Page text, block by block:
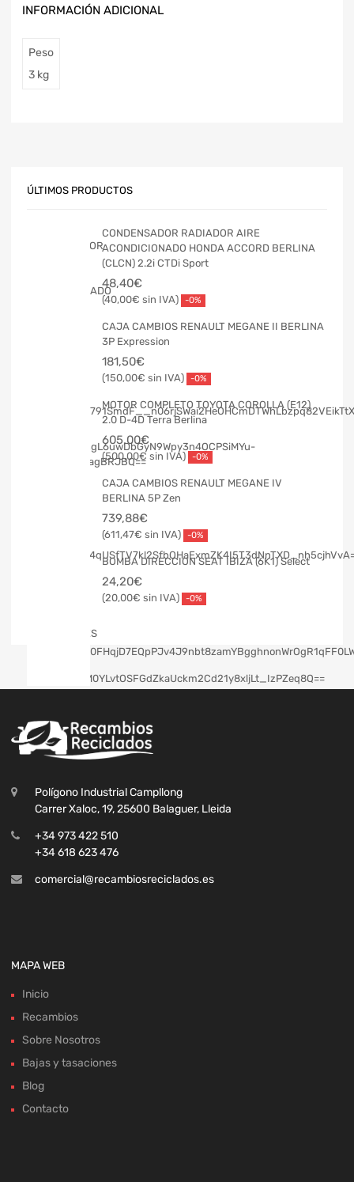
INFORMACIÓN ADICIONAL
Peso
3 kg
ÚLTIMOS PRODUCTOS
CONDENSADOR RADIADOR AIRE
ACONDICIONADO HONDA ACCORD BERLINA
(CLCN) 2.2i CTDi Sport
48,40€
40,00€ -0%
CAJA CAMBIOS RENAULT MEGANE II BERLINA
3P Expression
181,50€
150,00€ -0%
MOTOR COMPLETO TOYOTA COROLLA (E12)
2.0 D-4D Terra Berlina
605,00€
500,00€ -0%
CAJA CAMBIOS RENAULT MEGANE IV
BERLINA 5P Zen
739,88€
611,47€ -0%
BOMBA DIRECCION SEAT IBIZA (6K1) Select
24,20€
20,00€ -0%
Polígono Industrial Campllong
Carrer Xaloc, 19, 25600 Balaguer, Lleida
+34 973 422 510
+34 618 623 476
comercial@recambiosreciclados.es
MAPA WEB
Inicio
Recambios
Sobre Nosotros
Bajas y tasaciones
Blog
Contacto